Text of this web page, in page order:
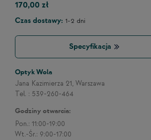
170,00 zł
Czas dostawy: 1-2 dni
Specyfikacja
Optyk Wola
Jana Kazimierza 21, Warszawa
Tel. : 539-260-464
Godziny otwarcia:
Pon.: 11:00-19:00
Wt.-Śr.: 9:00-17:00